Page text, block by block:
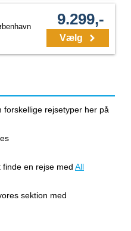
9.299,-
Vælg
rejsetyper her på
en rejse med All
sektion med